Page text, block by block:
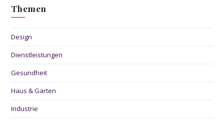
Themen
Design
Dienstleistungen
Gesundheit
Haus & Garten
Industrie